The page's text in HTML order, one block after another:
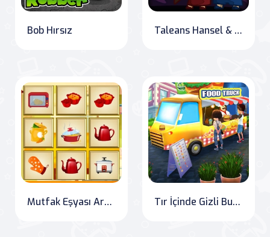
Bob Hırsız Taleans Hansel & Gretel
Mutfak Eşyası Arama Tır İçinde Gizli Burgerler